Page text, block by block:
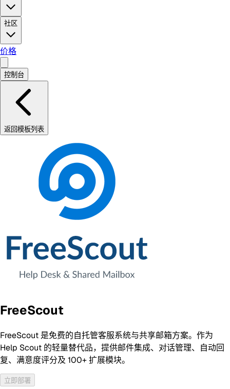
社区
价格
控制台
返回模板列表
FreeScout
FreeScout 是免费的自托管客服系统与共享邮箱方案。作为
Help Scout 的轻量替代品，提供邮件集成、对话管理、自动回
复、满意度评分及 100+ 扩展模块。
立即部署